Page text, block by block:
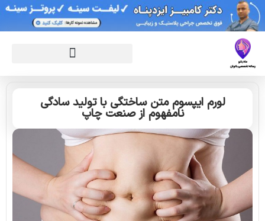
لورم ایپسوم متن ساختگی با تولید سادگی
نامفهوم از صنعت چاپ